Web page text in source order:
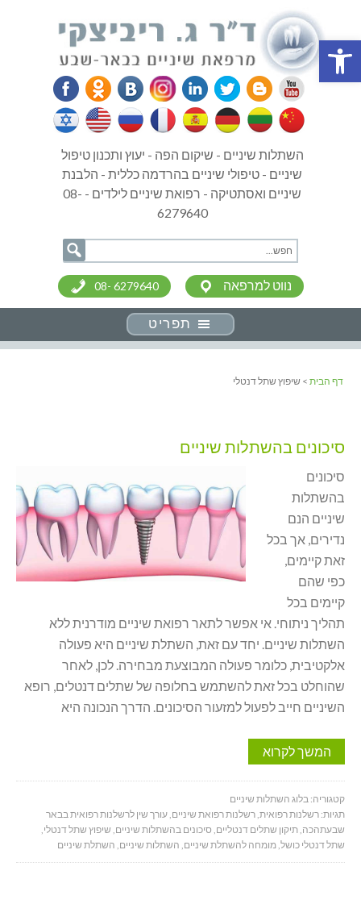
פתח סרגל נגישות
השתלות שיניים - שיקום הפה - יעוץ ותכנון טיפול
שיניים - טיפולי שיניים בהרדמה כללית - הלבנת
שיניים ואסתטיקה - רפואת שיניים לילדים - 08-
6279640
08- 6279640 נווט למרפאה
תפריט
דף הבית > שיפוץ שתל דנטלי
סיכונים בהשתלות שיניים
סיכונים
בהשתלות
שיניים הנם
נדירים, אך בכל
זאת קיימים,
כפי שהם
קיימים בכל
תהליך ניתוחי. אי אפשר לתאר רפואת שיניים מודרנית ללא
השתלות שיניים. יחד עם זאת, השתלת שיניים היא פעולה
אלקטיבית, כלומר פעולה המבוצעת מבחירה. לכן, לאחר
שהוחלט בכל זאת להשתמש בחלופה של שתלים דנטלים, רופא
השיניים חייב לפעול למזעור הסיכונים. הדרך הנכונה היא
המשך לקרוא
קטגוריה: בלוג השתלות שיניים
תגיות: רשלנות רפואית,רשלנות רפואת שיניים,עורך שין לרשלנות רפואית בבאר
שבעתהכה,תיקון שתלים דנטליים, סיכונים בהשתלות שיניים, שיפוץ שתל דנטלי,
שתל דנטלי כושל,מומחה להשתלת שיניים, השתלות שיניים, השתלת שיניים